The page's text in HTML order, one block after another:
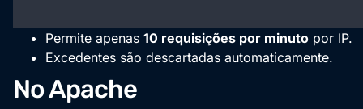
Permite apenas 10 requisições por minuto por IP.
Excedentes são descartadas automaticamente.
No Apache